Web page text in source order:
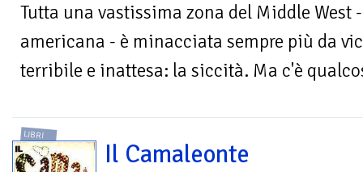
Tutta una vastissima zona del Middle
americana - è minacciata sempre più da
terribile e inattesa: la siccità. Ma c'è
LIBRI
Il Camaleonte